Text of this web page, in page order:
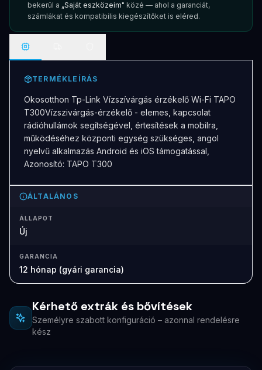
bekerül a „Saját eszközeim" közé — ahol a garanciát,
számlákat és kompatibilis kiegészítőket is eléred.
TERMÉKLEÍRÁS
Okosotthon Tp-Link Vízszívárgás érzékelő Wi-Fi TAPO
T300Vízszivárgás-érzékelő - elemes, kapcsolat
rádióhullámok segítségével, értesítések a mobilra,
működéséhez központi egység szükséges, angol
nyelvű alkalmazás Android és iOS támogatással,
Azonosító: TAPO T300
ÁLTALÁNOS
ÁLLAPOT
Új
GARANCIA
12 hónap (gyári garancia)
Kérhető extrák és bővítések
Személyre szabott konfiguráció – azonnal rendelésre
kész